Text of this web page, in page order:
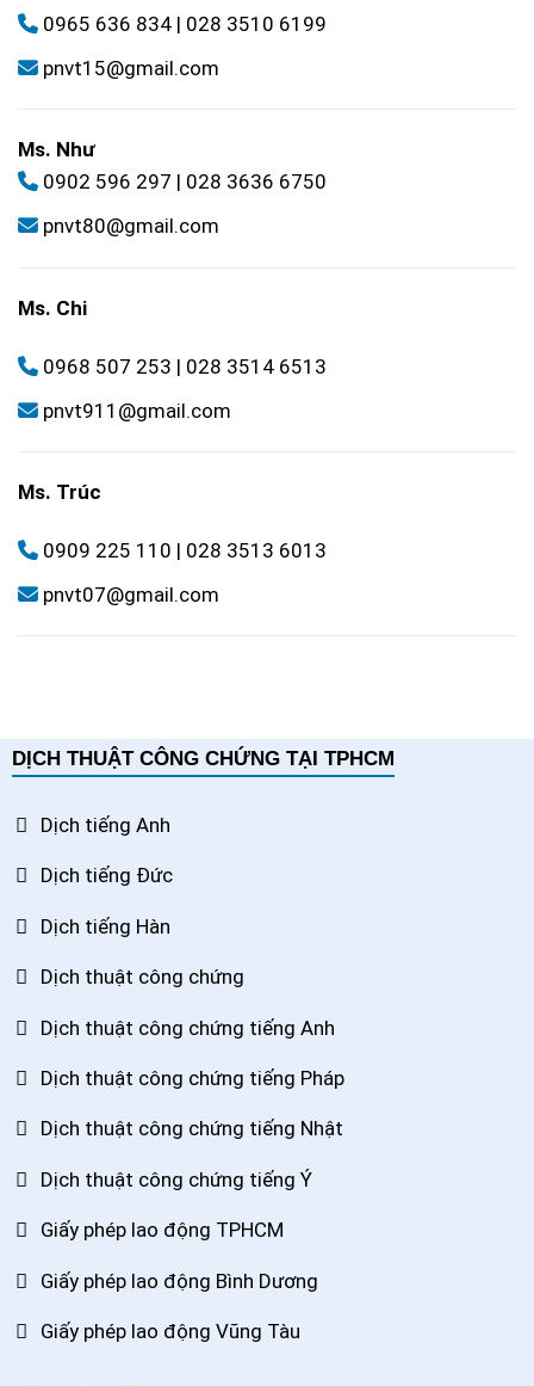
0965 636 834 | 028 3510 6199
pnvt15@gmail.com
Ms. Như
0902 596 297 | 028 3636 6750
pnvt80@gmail.com
Ms. Chi
0968 507 253 | 028 3514 6513
pnvt911@gmail.com
Ms. Trúc
0909 225 110 | 028 3513 6013
pnvt07@gmail.com
DỊCH THUẬT CÔNG CHỨNG TẠI TPHCM
Dịch tiếng Anh
Dịch tiếng Đức
Dịch tiếng Hàn
Dịch thuật công chứng
Dịch thuật công chứng tiếng Anh
Dịch thuật công chứng tiếng Pháp
Dịch thuật công chứng tiếng Nhật
Dịch thuật công chứng tiếng Ý
Giấy phép lao động TPHCM
Giấy phép lao động Bình Dương
Giấy phép lao động Vũng Tàu